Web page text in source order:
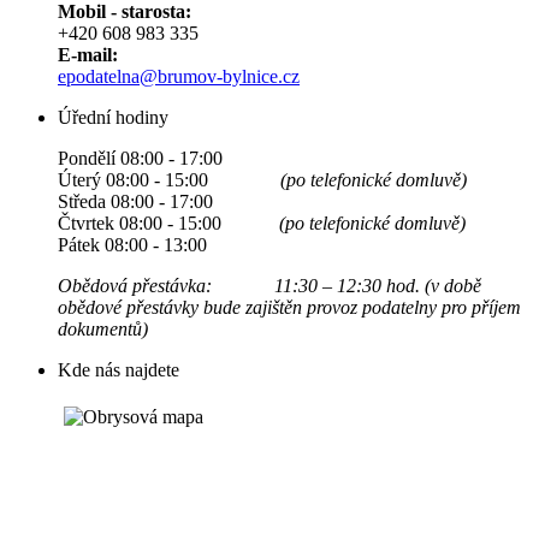
Mobil - starosta:
+420 608 983 335
E-mail:
epodatelna@brumov-bylnice.cz
Úřední hodiny
Pondělí 08:00 - 17:00
Úterý 08:00 - 15:00 (po telefonické domluvě)
Středa 08:00 - 17:00
Čtvrtek 08:00 - 15:00 (po telefonické domluvě)
Pátek 08:00 - 13:00
Obědová přestávka: 11:30 – 12:30 hod. (v době
obědové přestávky bude zajištěn provoz podatelny pro příjem
dokumentů)
Kde nás najdete